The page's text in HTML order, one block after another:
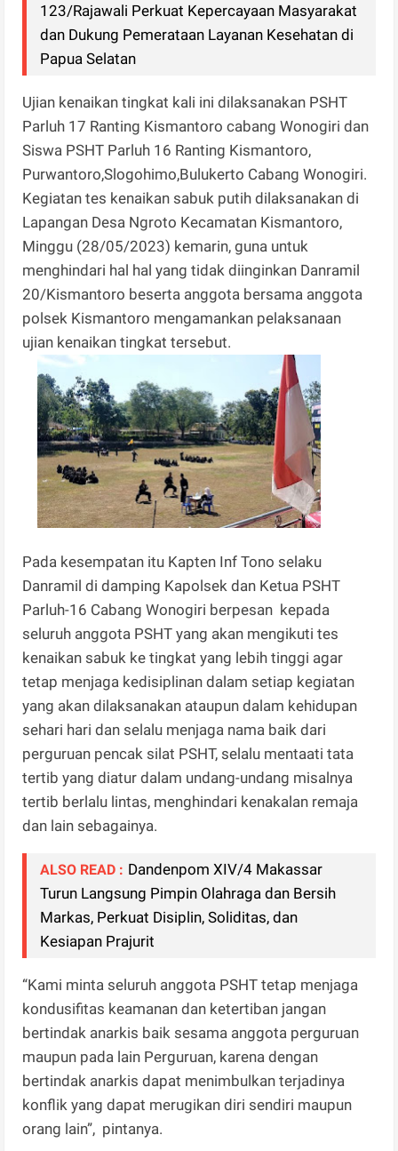
123/Rajawali Perkuat Kepercayaan Masyarakat
dan Dukung Pemerataan Layanan Kesehatan di
Papua Selatan
Ujian kenaikan tingkat kali ini dilaksanakan PSHT
Parluh 17 Ranting Kismantoro cabang Wonogiri dan
Siswa PSHT Parluh 16 Ranting Kismantoro,
Purwantoro,Slogohimo,Bulukerto Cabang Wonogiri.
Kegiatan tes kenaikan sabuk putih dilaksanakan di
Lapangan Desa Ngroto Kecamatan Kismantoro,
Minggu (28/05/2023) kemarin, guna untuk
menghindari hal hal yang tidak diinginkan Danramil
20/Kismantoro beserta anggota bersama anggota
polsek Kismantoro mengamankan pelaksanaan
ujian kenaikan tingkat tersebut.
Pada kesempatan itu Kapten Inf Tono selaku
Danramil di damping Kapolsek dan Ketua PSHT
Parluh-16 Cabang Wonogiri berpesan kepada
seluruh anggota PSHT yang akan mengikuti tes
kenaikan sabuk ke tingkat yang lebih tinggi agar
tetap menjaga kedisiplinan dalam setiap kegiatan
yang akan dilaksanakan ataupun dalam kehidupan
sehari hari dan selalu menjaga nama baik dari
perguruan pencak silat PSHT, selalu mentaati tata
tertib yang diatur dalam undang-undang misalnya
tertib berlalu lintas, menghindari kenakalan remaja
dan lain sebagainya.
ALSO READ : Dandenpom XIV/4 Makassar
Turun Langsung Pimpin Olahraga dan Bersih
Markas, Perkuat Disiplin, Soliditas, dan
Kesiapan Prajurit
“Kami minta seluruh anggota PSHT tetap menjaga
kondusifitas keamanan dan ketertiban jangan
bertindak anarkis baik sesama anggota perguruan
maupun pada lain Perguruan, karena dengan
bertindak anarkis dapat menimbulkan terjadinya
konflik yang dapat merugikan diri sendiri maupun
orang lain”, pintanya.